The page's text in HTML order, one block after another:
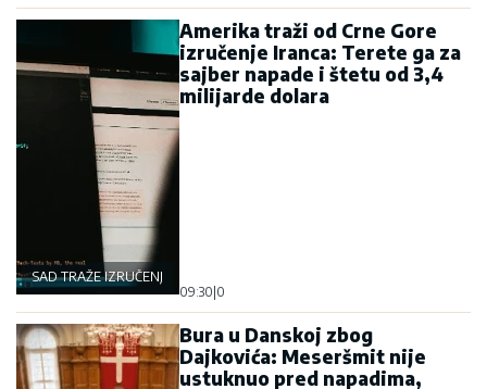
SAD TRAŽE IZRUČENJE
Amerika traži od Crne Gore
izručenje Iranca: Terete ga za
sajber napade i štetu od 3,4
milijarde dolara
09:30 0
Bura u Danskoj zbog
Dajkovića: Meseršmit nije
ustuknuo pred napadima,